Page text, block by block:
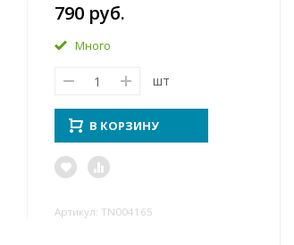
790 руб.
Много
шт
В КОРЗИНУ
Артикул: TN004165